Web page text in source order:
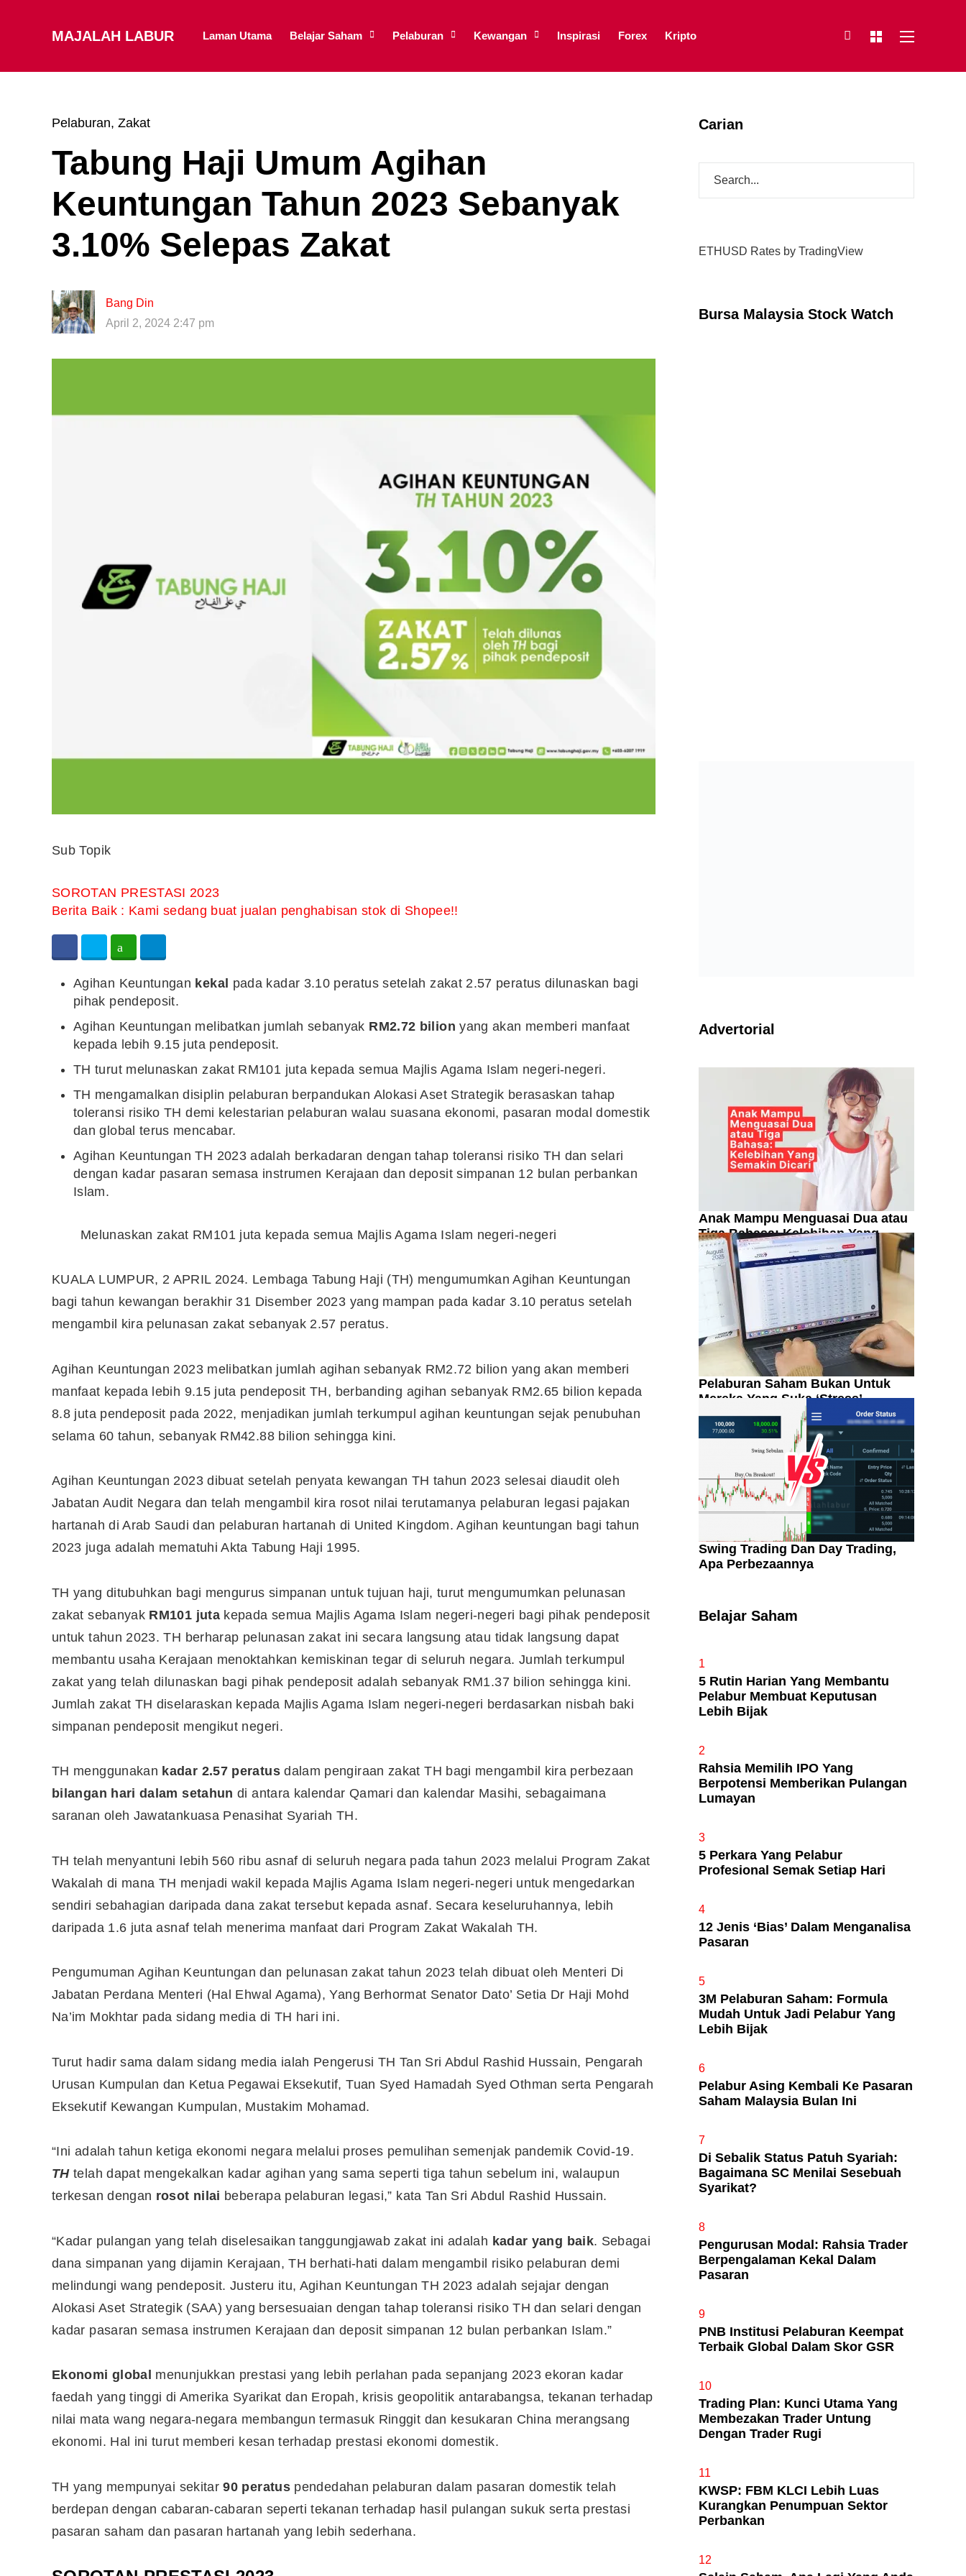
MAJALAH LABUR Laman Utama Belajar Saham Pelaburan Kewangan Inspirasi Forex Kripto
Pelaburan, Zakat
Tabung Haji Umum Agihan
Keuntungan Tahun 2023 Sebanyak
3.10% Selepas Zakat
Bang Din
April 2, 2024 2:47 pm
Sub Topik
SOROTAN PRESTASI 2023
Berita Baik : Kami sedang buat jualan penghabisan stok di Shopee!!
Agihan Keuntungan kekal pada kadar 3.10 peratus setelah zakat 2.57 peratus dilunaskan bagi
pihak pendeposit.
Agihan Keuntungan melibatkan jumlah sebanyak RM2.72 bilion yang akan memberi manfaat
kepada lebih 9.15 juta pendeposit.
TH turut melunaskan zakat RM101 juta kepada semua Majlis Agama Islam negeri-negeri.
TH mengamalkan disiplin pelaburan berpandukan Alokasi Aset Strategik berasaskan tahap
toleransi risiko TH demi kelestarian pelaburan walau suasana ekonomi, pasaran modal domestik
dan global terus mencabar.
Agihan Keuntungan TH 2023 adalah berkadaran dengan tahap toleransi risiko TH dan selari
dengan kadar pasaran semasa instrumen Kerajaan dan deposit simpanan 12 bulan perbankan
Islam.
Melunaskan zakat RM101 juta kepada semua Majlis Agama Islam negeri-negeri
KUALA LUMPUR, 2 APRIL 2024. Lembaga Tabung Haji (TH) mengumumkan Agihan Keuntungan
bagi tahun kewangan berakhir 31 Disember 2023 yang mampan pada kadar 3.10 peratus setelah
mengambil kira pelunasan zakat sebanyak 2.57 peratus.
Agihan Keuntungan 2023 melibatkan jumlah agihan sebanyak RM2.72 bilion yang akan memberi
manfaat kepada lebih 9.15 juta pendeposit TH, berbanding agihan sebanyak RM2.65 bilion kepada
8.8 juta pendeposit pada 2022, menjadikan jumlah terkumpul agihan keuntungan sejak penubuhan
selama 60 tahun, sebanyak RM42.88 bilion sehingga kini.
Agihan Keuntungan 2023 dibuat setelah penyata kewangan TH tahun 2023 selesai diaudit oleh
Jabatan Audit Negara dan telah mengambil kira rosot nilai terutamanya pelaburan legasi pajakan
hartanah di Arab Saudi dan pelaburan hartanah di United Kingdom. Agihan keuntungan bagi tahun
2023 juga adalah mematuhi Akta Tabung Haji 1995.
TH yang ditubuhkan bagi mengurus simpanan untuk tujuan haji, turut mengumumkan pelunasan
zakat sebanyak RM101 juta kepada semua Majlis Agama Islam negeri-negeri bagi pihak pendeposit
untuk tahun 2023. TH berharap pelunasan zakat ini secara langsung atau tidak langsung dapat
membantu usaha Kerajaan menoktahkan kemiskinan tegar di seluruh negara. Jumlah terkumpul
zakat yang telah dilunaskan bagi pihak pendeposit adalah sebanyak RM1.37 bilion sehingga kini.
Jumlah zakat TH diselaraskan kepada Majlis Agama Islam negeri-negeri berdasarkan nisbah baki
simpanan pendeposit mengikut negeri.
TH menggunakan kadar 2.57 peratusdalam pengiraan zakat TH bagi mengambil kira perbezaan
bilangan hari dalam setahun di antara kalendar Qamari dan kalendar Masihi, sebagaimana
saranan oleh Jawatankuasa Penasihat Syariah TH.
TH telah menyantuni lebih 560 ribu asnaf di seluruh negara pada tahun 2023 melalui Program Zakat
Wakalah di mana TH menjadi wakil kepada Majlis Agama Islam negeri-negeri untuk mengedarkan
sendiri sebahagian daripada dana zakat tersebut kepada asnaf. Secara keseluruhannya, lebih
daripada 1.6 juta asnaf telah menerima manfaat dari Program Zakat Wakalah TH.
Pengumuman Agihan Keuntungan dan pelunasan zakat tahun 2023 telah dibuat oleh Menteri Di
Jabatan Perdana Menteri (Hal Ehwal Agama), Yang Berhormat Senator Dato’ Setia Dr Haji Mohd
Na’im Mokhtar pada sidang media di TH hari ini.
Turut hadir sama dalam sidang media ialah Pengerusi TH Tan Sri Abdul Rashid Hussain, Pengarah
Urusan Kumpulan dan Ketua Pegawai Eksekutif, Tuan Syed Hamadah Syed Othman serta Pengarah
Eksekutif Kewangan Kumpulan, Mustakim Mohamad.
“Ini adalah tahun ketiga ekonomi negara melalui proses pemulihan semenjak pandemik Covid-19.
THtelah dapat mengekalkan kadar agihan yang sama seperti tiga tahun sebelum ini, walaupun
terkesan dengan rosot nilai beberapa pelaburan legasi,” kata Tan Sri Abdul Rashid Hussain.
“Kadar pulangan yang telah diselesaikan tanggungjawab zakat ini adalah kadar yang baik. Sebagai
dana simpanan yang dijamin Kerajaan, TH berhati-hati dalam mengambil risiko pelaburan demi
melindungi wang pendeposit. Justeru itu, Agihan Keuntungan TH 2023 adalah sejajar dengan
Alokasi Aset Strategik (SAA) yang bersesuaian dengan tahap toleransi risiko TH dan selari dengan
kadar pasaran semasa instrumen Kerajaan dan deposit simpanan 12 bulan perbankan Islam.”
Ekonomi global menunjukkan prestasi yang lebih perlahan pada sepanjang 2023 ekoran kadar
faedah yang tinggi di Amerika Syarikat dan Eropah, krisis geopolitik antarabangsa, tekanan terhadap
nilai mata wang negara-negara membangun termasuk Ringgit dan kesukaran China merangsang
ekonomi. Hal ini turut memberi kesan terhadap prestasi ekonomi domestik.
TH yang mempunyai sekitar90 peratus pendedahan pelaburan dalam pasaran domestik telah
berdepan dengan cabaran-cabaran seperti tekanan terhadap hasil pulangan sukuk serta prestasi
pasaran saham dan pasaran hartanah yang lebih sederhana.
Carian
ETHUSD Rates by TradingView
Bursa Malaysia Stock Watch
Advertorial
Anak Mampu Menguasai Dua atau
Tiga Bahasa: Kelebihan Yang
Semakin Dicari
Pelaburan Saham Bukan Untuk
Mereka Yang Suka ‘Stress’
Swing Trading Dan Day Trading,
Apa Perbezaannya
Belajar Saham
1
5 Rutin Harian Yang Membantu
Pelabur Membuat Keputusan
Lebih Bijak
2
Rahsia Memilih IPO Yang
Berpotensi Memberikan Pulangan
Lumayan
3
5 Perkara Yang Pelabur
Profesional Semak Setiap Hari
4
12 Jenis ‘Bias’ Dalam Menganalisa
Pasaran
5
3M Pelaburan Saham: Formula
Mudah Untuk Jadi Pelabur Yang
Lebih Bijak
6
Pelabur Asing Kembali Ke Pasaran
Saham Malaysia Bulan Ini
7
Di Sebalik Status Patuh Syariah:
Bagaimana SC Menilai Sesebuah
Syarikat?
8
Pengurusan Modal: Rahsia Trader
Berpengalaman Kekal Dalam
Pasaran
9
PNB Institusi Pelaburan Keempat
Terbaik Global Dalam Skor GSR
10
Trading Plan: Kunci Utama Yang
Membezakan Trader Untung
Dengan Trader Rugi
11
KWSP: FBM KLCI Lebih Luas
Kurangkan Penumpuan Sektor
Perbankan
12
Editor Picks
Saham di Bursa Malaysia
Kenali Franchisee Disebalik
10 Aplikasi Perlu Ada Dalam
Telefon Seorang Pelabur
Saham
Syarikat Yang Beri Dividen
Tertinggi Di Bursa Malaysia
(2018)
Yang Selalu Sifu Saham Sebut
Tu?